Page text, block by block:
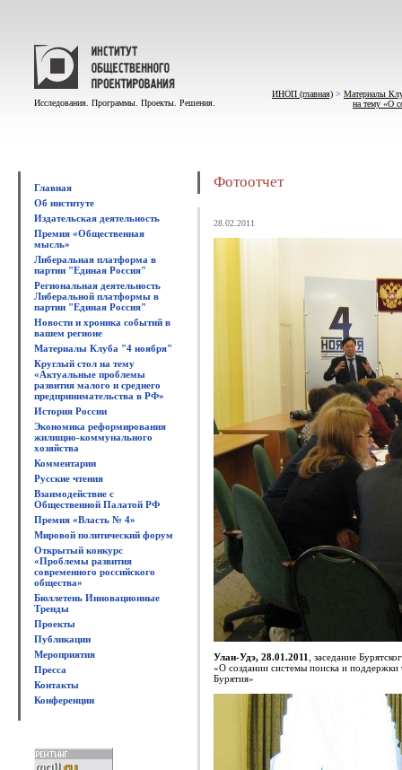
Исследования. Программы. Проекты. Решения.
ИНОП (главная) > Материалы
на тему «О
Главная
Об институте
Издательская деятельность
Премия «Общественная
мысль»
Либеральная платформа в
партии "Единая Россия"
Региональная деятельность
Либеральной платформы в
партии "Единая Россия"
Новости и хроника событий в
вашем регионе
Материалы Клуба "4 ноября"
Круглый стол на тему
«Актуальные проблемы
развития малого и среднего
предпринимательства в РФ»
История России
Экономика реформирования
жилищно-коммунального
хозяйства
Комментарии
Русские чтения
Взаимодействие с
Общественной Палатой РФ
Премия «Власть № 4»
Мировой политический форум
Открытый конкурс
«Проблемы развития
современного российского
общества»
Бюллетень Инновационные
Тренды
Проекты
Публикации
Мероприятия
Пресса
Контакты
Конференции
Фотоотчет
28.02.2011
Улан-Удэ, 28.01.2011
, заседание
«О создании системы поиска и поддержки
Бурятия»